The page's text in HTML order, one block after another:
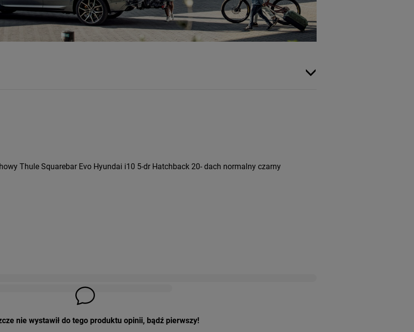
Thule Squarebar Evo Hyundai i10 5-dr Hatchback 20- dach normalny czarny
nie wystawił do tego produktu opinii, bądź pierwszy!